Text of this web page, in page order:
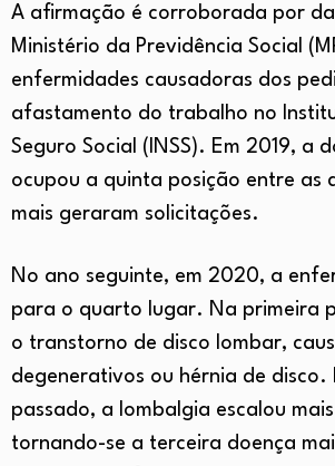
A afirmação é corroborada por
Ministério da Previdência Social
enfermidades causadoras dos
afastamento do trabalho no
Seguro Social (INSS). Em 2019, a
ocupou a quinta posição entre as
mais geraram solicitações.
No ano seguinte, em 2020, a
para o quarto lugar. Na primeira
o transtorno de disco lombar,
degenerativos ou hérnia de disco.
passado, a lombalgia escalou
tornando-se a terceira doença